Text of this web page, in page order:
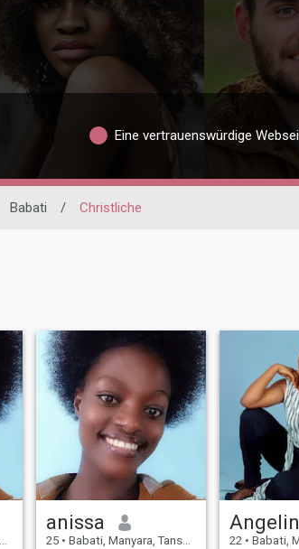
Eine vertrauenswürdige
Babati / Christliche
anissa
25 • Babati, Manyara, Tansania
22 • Babati,